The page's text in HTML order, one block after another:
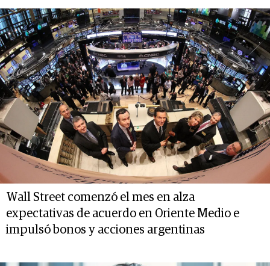
Wall Street comenzó el mes en alza
expectativas de acuerdo en Oriente Medio e
impulsó bonos y acciones argentinas